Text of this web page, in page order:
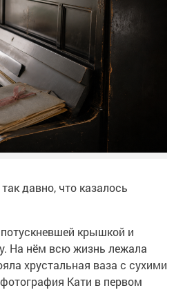
давно, что казалось
крышкой и
На нём всю жизнь лежала
хрустальная ваза с сухими
Кати в первом